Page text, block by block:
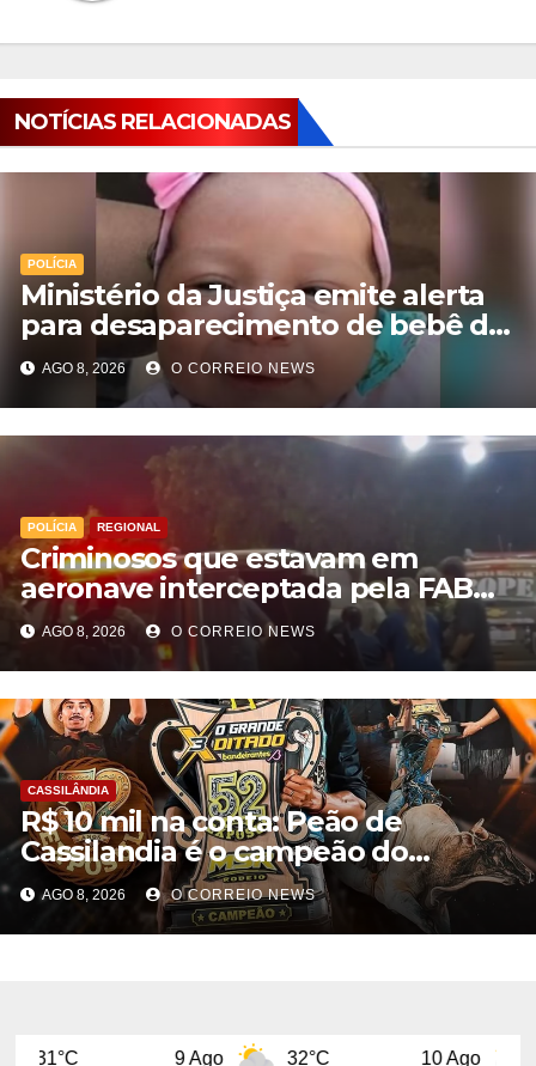
NOTÍCIAS RELACIONADAS
POLÍCIA
Ministério da Justiça emite alerta
para desaparecimento de bebê de
28 dias em MS; polícia apura
suposto sequestro
AGO 8, 2026 O CORREIO NEWS
POLÍCIA REGIONAL
Criminosos que estavam em
aeronave interceptada pela FAB
em MS morrem durante confronto
com o Bope
AGO 8, 2026 O CORREIO NEWS
CASSILÂNDIA
R$ 10 mil na conta: Peão de
Cassilandia é o campeão do
desafio “O Grande Ditado
Bandeirantes” em Rondonópolis
AGO 8, 2026 O CORREIO NEWS
9 Ago 32°C 10 Ago 32°C